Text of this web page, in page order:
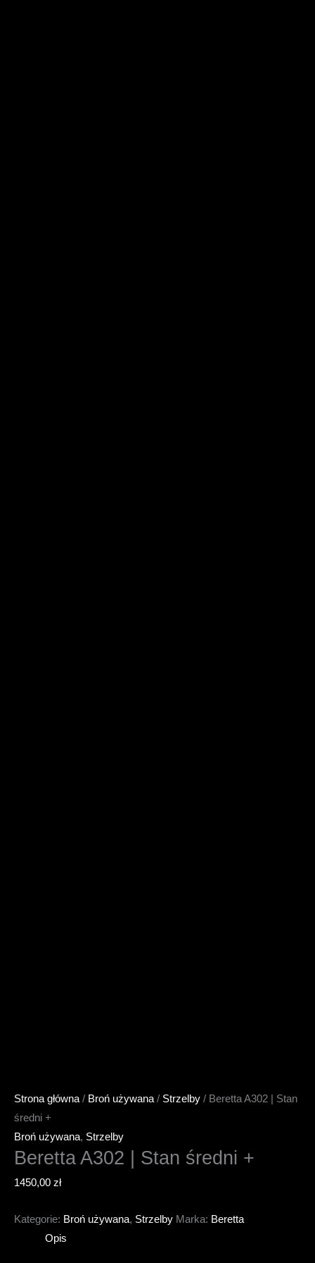
Strona główna/ Broń używana/ Strzelby / Beretta A302 | Stan
średni +
Broń używana, Strzelby
Beretta A302 | Stan średni +
1450,00 zł
Kategorie: Broń używana, Strzelby Marka: Beretta
Opis